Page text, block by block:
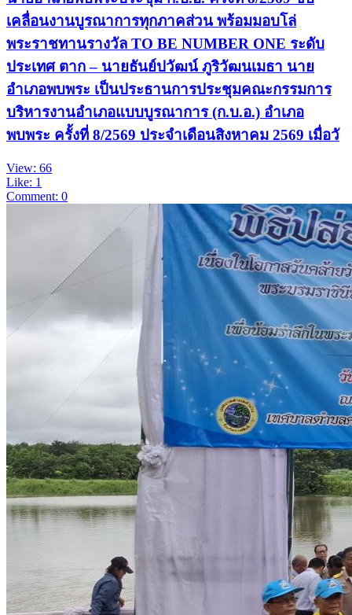
เคลื่อนงานบูรณาการทุกภาคส่วน พร้อมมอบโล่
พระราชทานรางวัล TO BE NUMBER ONE ระดับ
ประเทศ ตาก – นายธันย์ปวัฒน์ ภูริวัฒนเมธา นาย
อำเภอพบพระ เป็นประธานการประชุมคณะกรรมการ
บริหารงานอำเภอแบบบูรณาการ (ก.บ.อ.) อำเภอ
พบพระ ครั้งที่ 8/2569 ประจำเดือนสิงหาคม 2569 เมื่อวั
View: 66
Like: 1
Comment: 0